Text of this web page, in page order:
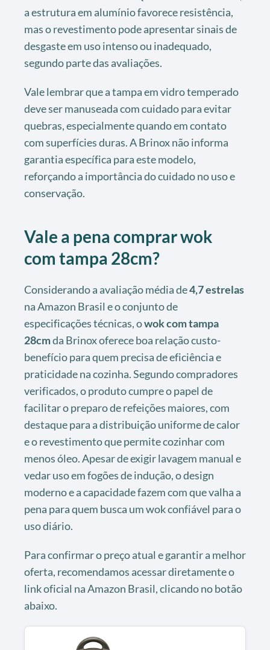
a estrutura em alumínio favorece resistência,
mas o revestimento pode apresentar sinais de
desgaste em uso intenso ou inadequado,
segundo parte das avaliações.
Vale lembrar que a tampa em vidro temperado
deve ser manuseada com cuidado para evitar
quebras, especialmente quando em contato
com superfícies duras. A Brinox não informa
garantia específica para este modelo,
reforçando a importância do cuidado no uso e
conservação.
Vale a pena comprar wok
com tampa 28cm?
Considerando a avaliação média de4,7 estrelas
na Amazon Brasil e o conjunto de
especificações técnicas, owok com tampa
28cmda Brinox oferece boa relação custo-
benefício para quem precisa de eficiência e
praticidade na cozinha. Segundo compradores
verificados, o produto cumpre o papel de
facilitar o preparo de refeições maiores, com
destaque para a distribuição uniforme de calor
e o revestimento que permite cozinhar com
menos óleo. Apesar de exigir lavagem manual e
vedar uso em fogões de indução, o design
moderno e a capacidade fazem com que valha a
pena para quem busca um wok confiável para o
uso diário.
Para confirmar o preço atual e garantir a melhor
oferta, recomendamos acessar diretamente o
link oficial na Amazon Brasil, clicando no botão
abaixo.